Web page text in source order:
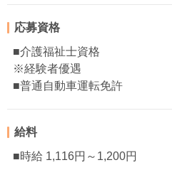
応募資格
■介護福祉士資格
※経験者優遇
■普通自動車運転免許
給料
■時給 1,116円～1,200円